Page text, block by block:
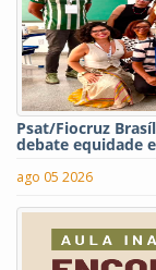
Psat/Fiocruz
debate equidade
ago 05 2026